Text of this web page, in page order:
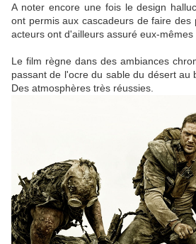
A noter encore une fois le design
ont permis aux cascadeurs de faire des
acteurs ont d'ailleurs assuré eux-mêmes
Le film règne dans des ambiances
passant de l'ocre du sable du désert au
Des atmosphères très réussies.